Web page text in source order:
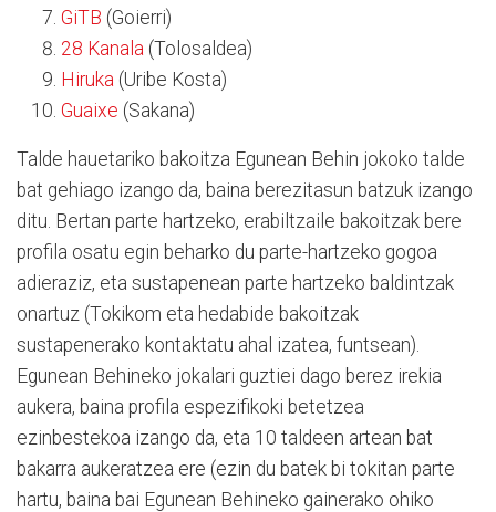
GiTB (Goierri)
28 Kanala (Tolosaldea)
Hiruka (Uribe Kosta)
Guaixe (Sakana)
Talde hauetariko bakoitza Egunean Behin jokoko talde
bat gehiago izango da, baina berezitasun batzuk izango
ditu. Bertan parte hartzeko, erabiltzaile bakoitzak bere
profila osatu egin beharko du parte-hartzeko gogoa
adieraziz, eta sustapenean parte hartzeko baldintzak
onartuz (Tokikom eta hedabide bakoitzak
sustapenerako kontaktatu ahal izatea, funtsean).
Egunean Behineko jokalari guztiei dago berez irekia
aukera, baina profila espezifikoki betetzea
ezinbestekoa izango da, eta 10 taldeen artean bat
bakarra aukeratzea ere (ezin du batek bi tokitan parte
hartu, baina bai Egunean Behineko gainerako ohiko